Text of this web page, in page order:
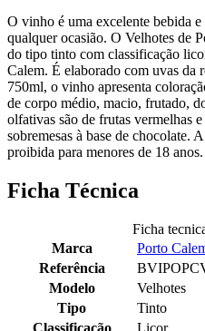
O vinho é uma excelente bebida
qualquer ocasião. O Velhotes de
do tipo tinto com classificação
Calem. É elaborado com uvas da
750ml, o vinho apresenta
de corpo médio, macio, frutado,
olfativas são de frutas vermelhas
sobremesas à base de chocolate.
proibida para menores de 18
Ficha Técnica
Ficha
Marca
Porto
Referência
Modelo
Velhotes
Tipo
Tinto